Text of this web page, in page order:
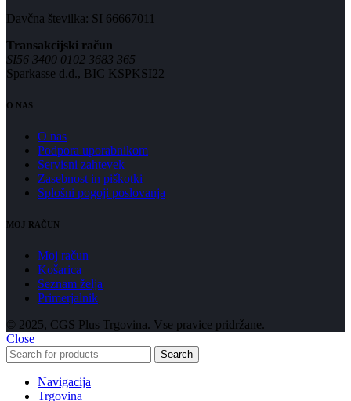
Davčna številka: SI 66667011
Transakcijski račun
SI56 3400 0102 3683 365
Sparkasse d.d., BIC KSPKSI22
O NAS
O nas
Podpora uporabnikom
Servisni zahtevek
Zasebnost in piškotki
Splošni pogoji poslovanja
MOJ RAČUN
Moj račun
Košarica
Seznam želja
Primerjalnik
© 2025, CGS Plus Trgovina. Vse pravice pridržane.
Close
Search
Navigacija
Trgovina